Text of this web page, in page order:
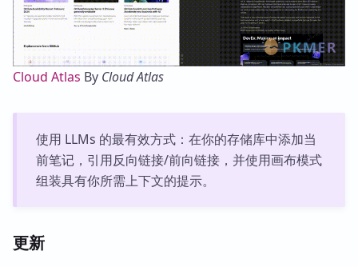
Cloud Atlas By Cloud Atlas
使用 LLMs 的最有效方式：在你的存储库中添加当
前笔记，引用反向链接/前向链接，并使用画布模式
组装具有你所需上下文的提示。
更新